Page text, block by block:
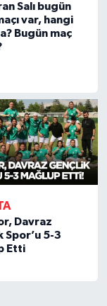
Salı bugün
var, hangi
Bugün maç
Davraz
Spor’u 5-3
Etti